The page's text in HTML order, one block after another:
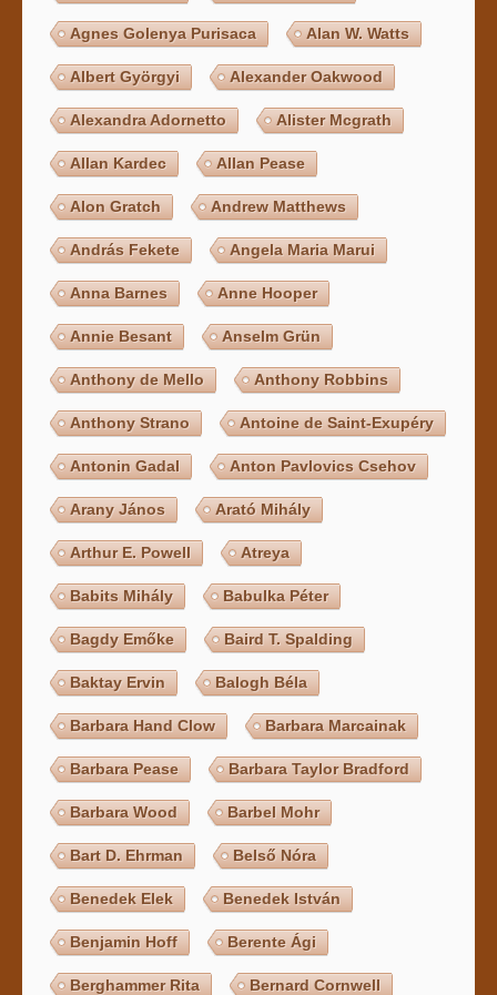
Agnes Golenya Purisaca Alan W. Watts
Albert Györgyi Alexander Oakwood
Alexandra Adornetto Alister Mcgrath
Allan Kardec Allan Pease
Alon Gratch Andrew Matthews
András Fekete Angela Maria Marui
Anna Barnes Anne Hooper
Annie Besant Anselm Grün
Anthony de Mello Anthony Robbins
Anthony Strano Antoine de Saint-Exupéry
Antonin Gadal Anton Pavlovics Csehov
Arany János Arató Mihály
Arthur E. Powell Atreya
Babits Mihály Babulka Péter
Bagdy Emőke Baird T. Spalding
Baktay Ervin Balogh Béla
Barbara Hand Clow Barbara Marcainak
Barbara Pease Barbara Taylor Bradford
Barbara Wood Barbel Mohr
Bart D. Ehrman Belső Nóra
Benedek Elek Benedek István
Benjamin Hoff Berente Ági
Berghammer Rita Bernard Cornwell